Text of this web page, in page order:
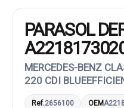
PARASOL
MERCEDES-BENZ
220 CDI
Ref.2656100 OEM